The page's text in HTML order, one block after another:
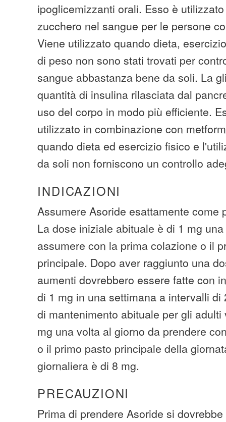
ipoglicemizzanti orali. Esso è
zucchero nel sangue per le persone
Viene utilizzato quando dieta,
di peso non sono stati trovati per
sangue abbastanza bene da soli. La
quantità di insulina rilasciata dal
uso del corpo in modo più efficiente.
utilizzato in combinazione con
quando dieta ed esercizio fisico e
da soli non forniscono un controllo
INDICAZIONI
Assumere Asoride esattamente come
La dose iniziale abituale è di 1 mg
assumere con la prima colazione o il
principale. Dopo aver raggiunto una
aumenti dovrebbero essere fatte con
di 1 mg in una settimana a intervalli
di mantenimento abituale per gli
mg una volta al giorno da prendere
o il primo pasto principale della
giornaliera è di 8 mg.
PRECAUZIONI
Prima di prendere Asoride si